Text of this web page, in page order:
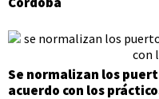
Se normalizan los
acuerdo con los